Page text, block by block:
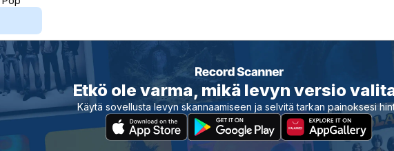
Etkö ole varma, mikä levyn versio
Käytä sovellusta levyn skannaamiseen ja selvitä tarkan painoksesi